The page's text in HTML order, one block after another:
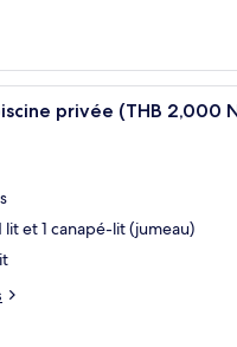
Minibar,
privée (THB 2,000
lit et 1 canapé-lit (jumeau)